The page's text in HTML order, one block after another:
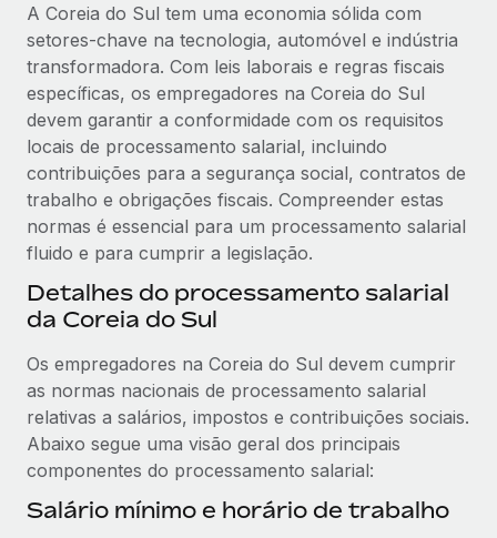
A Coreia do Sul tem uma economia sólida com
setores-chave na tecnologia, automóvel e indústria
transformadora. Com leis laborais e regras fiscais
específicas, os empregadores na Coreia do Sul
devem garantir a conformidade com os requisitos
locais de processamento salarial, incluindo
contribuições para a segurança social, contratos de
trabalho e obrigações fiscais. Compreender estas
normas é essencial para um processamento salarial
fluido e para cumprir a legislação.
Detalhes do processamento salarial
da Coreia do Sul
Os empregadores na Coreia do Sul devem cumprir
as normas nacionais de processamento salarial
relativas a salários, impostos e contribuições sociais.
Abaixo segue uma visão geral dos principais
componentes do processamento salarial:
Salário mínimo e horário de trabalho